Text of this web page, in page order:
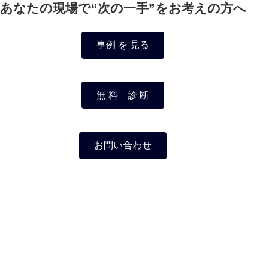
あなたの現場で“次の一手”をお考えの方へ
事例 を 見る
無 料 診 断
お問い合わせ